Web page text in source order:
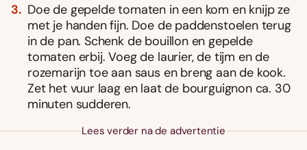
Doe de gepelde tomaten in een kom en knijp ze
met je handen fijn. Doe de paddenstoelen terug
in de pan. Schenk de bouillon en gepelde
tomaten erbij. Voeg de laurier, de tijm en de
rozemarijn toe aan saus en breng aan de kook.
Zet het vuur laag en laat de bourguignon ca. 30
minuten sudderen.
Lees verder na de advertentie